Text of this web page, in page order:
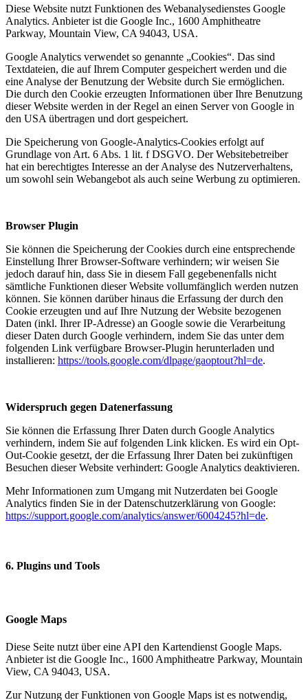
Diese Website nutzt Funktionen des Webanalysedienstes Google
Analytics. Anbieter ist die Google Inc., 1600 Amphitheatre
Parkway, Mountain View, CA 94043, USA.
Google Analytics verwendet so genannte „Cookies“. Das sind
Textdateien, die auf Ihrem Computer gespeichert werden und die
eine Analyse der Benutzung der Website durch Sie ermöglichen.
Die durch den Cookie erzeugten Informationen über Ihre Benutzung
dieser Website werden in der Regel an einen Server von Google in
den USA übertragen und dort gespeichert.
Die Speicherung von Google-Analytics-Cookies erfolgt auf
Grundlage von Art. 6 Abs. 1 lit. f DSGVO. Der Websitebetreiber
hat ein berechtigtes Interesse an der Analyse des Nutzerverhaltens,
um sowohl sein Webangebot als auch seine Werbung zu optimieren.
Browser Plugin
Sie können die Speicherung der Cookies durch eine entsprechende
Einstellung Ihrer Browser-Software verhindern; wir weisen Sie
jedoch darauf hin, dass Sie in diesem Fall gegebenenfalls nicht
sämtliche Funktionen dieser Website vollumfänglich werden nutzen
können. Sie können darüber hinaus die Erfassung der durch den
Cookie erzeugten und auf Ihre Nutzung der Website bezogenen
Daten (inkl. Ihrer IP-Adresse) an Google sowie die Verarbeitung
dieser Daten durch Google verhindern, indem Sie das unter dem
folgenden Link verfügbare Browser-Plugin herunterladen und
installieren: https://tools.google.com/dlpage/gaoptout?hl=de.
Widerspruch gegen Datenerfassung
Sie können die Erfassung Ihrer Daten durch Google Analytics
verhindern, indem Sie auf folgenden Link klicken. Es wird ein Opt-
Out-Cookie gesetzt, der die Erfassung Ihrer Daten bei zukünftigen
Besuchen dieser Website verhindert: Google Analytics deaktivieren.
Mehr Informationen zum Umgang mit Nutzerdaten bei Google
Analytics finden Sie in der Datenschutzerklärung von Google:
https://support.google.com/analytics/answer/6004245?hl=de.
6. Plugins und Tools
Google Maps
Diese Seite nutzt über eine API den Kartendienst Google Maps.
Anbieter ist die Google Inc., 1600 Amphitheatre Parkway, Mountain
View, CA 94043, USA.
Zur Nutzung der Funktionen von Google Maps ist es notwendig,